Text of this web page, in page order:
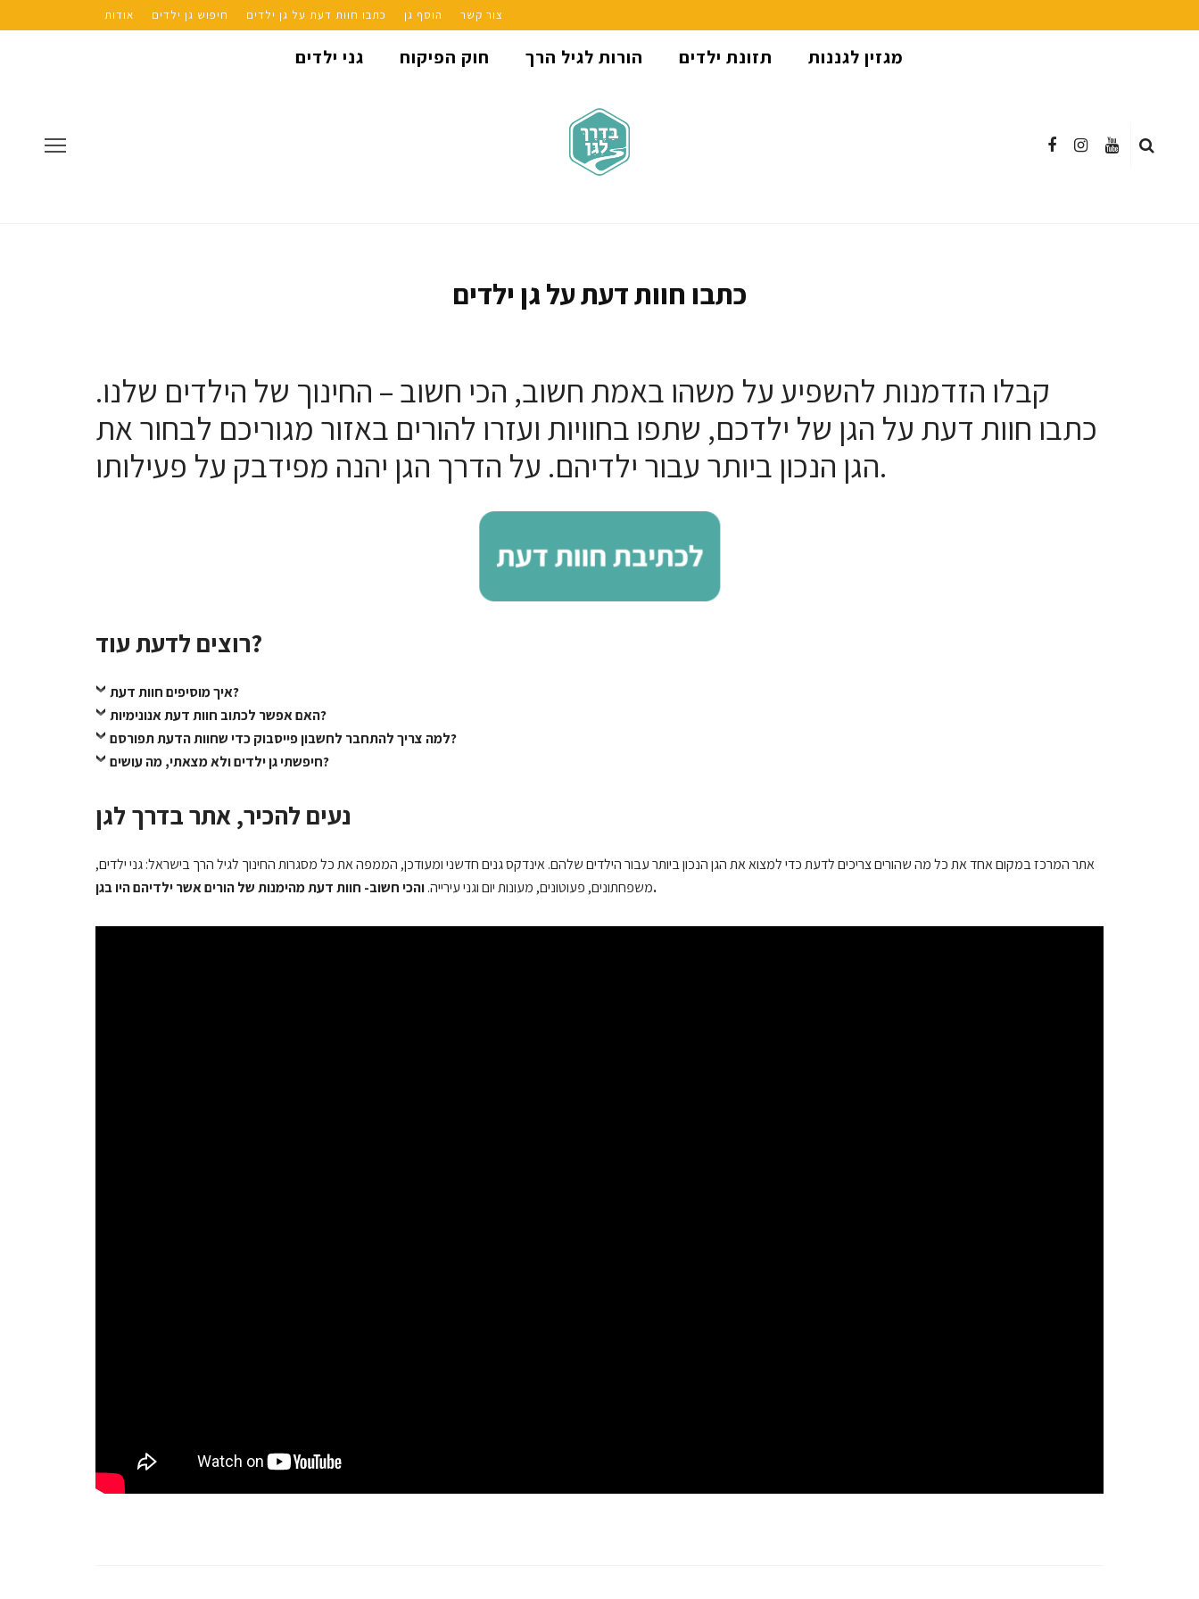
אודות חיפוש גן ילדים כתבו חוות דעת על גן ילדים הוסף גן צור קשר
גני ילדים חוק הפיקוח הורות לגיל הרך תזונת ילדים מגזין לגננות
כתבו חוות דעת על גן ילדים
קבלו הזדמנות להשפיע על משהו באמת חשוב, הכי חשוב – החינוך של הילדים שלנו.
כתבו חוות דעת על הגן של ילדכם, שתפו בחוויות ועזרו להורים באזור מגוריכם לבחור את
הגן הנכון ביותר עבור ילדיהם. על הדרך הגן יהנה מפידבק על פעילותו.
רוצים לדעת עוד?
איך מוסיפים חוות דעת?
האם אפשר לכתוב חוות דעת אנונימיות?
למה צריך להתחבר לחשבון פייסבוק כדי שחוות הדעת תפורסם?
חיפשתי גן ילדים ולא מצאתי, מה עושים?
נעים להכיר, אתר בדרך לגן
אתר המרכז במקום אחד את כל מה שהורים צריכים לדעת כדי למצוא את הגן הנכון ביותר עבור הילדים שלהם. אינדקס גנים חדשני ומעודכן, הממפה את כל מסגרות החינוך לגיל הרך בישראל: גני ילדים,
משפחתונים, פעוטונים, מעונות יום וגני עירייה.והכי חשוב- חוות דעת מהימנות של הורים אשר ילדיהם היו בגן.